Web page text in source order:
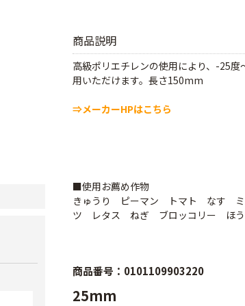
商品説明
高級ポリエチレンの使用により、-25
用いただけます。長さ150mm
⇒メーカーHPはこちら
■使用お薦め作物
きゅうり ピーマン トマト なす
ツ レタス ねぎ ブロッコリー ほ
商品番号：0101109903220
25mm